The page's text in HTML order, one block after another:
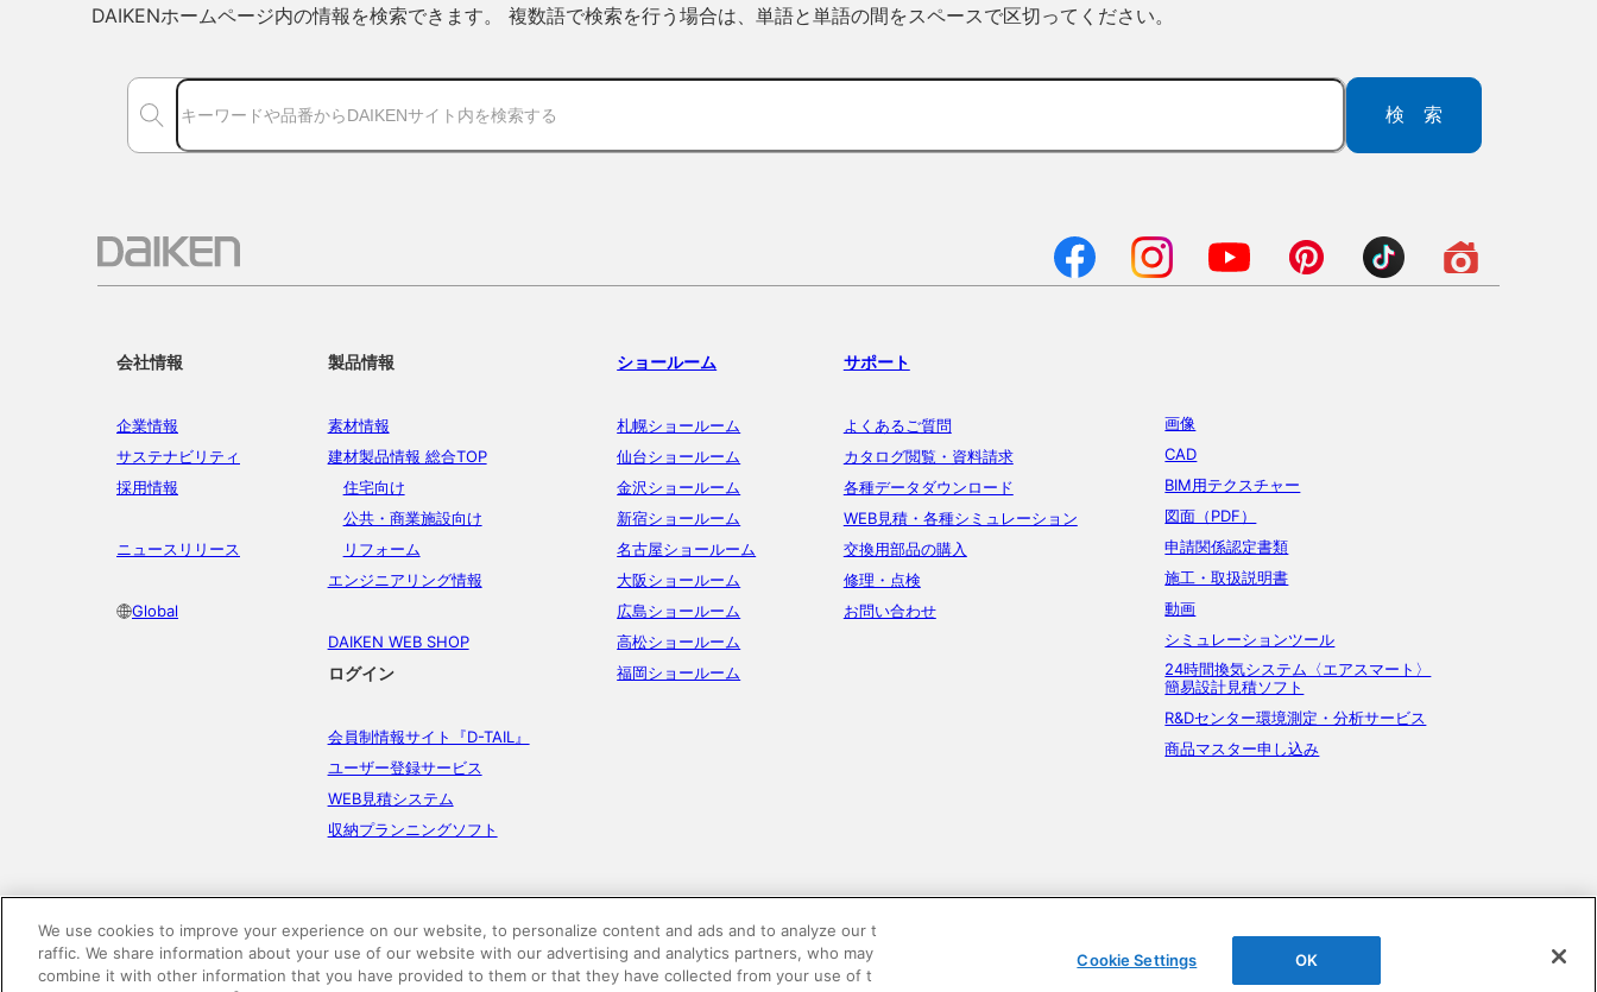
DAIKENホームページ内の情報を検索できます。 複数語で検索を行う場合は、単語と単語の間をスペースで区切ってください。
検索
会社情報
企業情報
サステナビリティ
採用情報
ニュースリリース
Global
製品情報
素材情報
建材製品情報 総合TOP
住宅向け
公共・商業施設向け
リフォーム
エンジニアリング情報
DAIKEN WEB SHOP
ログイン
会員制情報サイト『D-TAIL』
ユーザー登録サービス
WEB見積システム
収納プランニングソフト
ショールーム
札幌ショールーム
仙台ショールーム
金沢ショールーム
新宿ショールーム
名古屋ショールーム
大阪ショールーム
広島ショールーム
高松ショールーム
福岡ショールーム
サポート
よくあるご質問
カタログ閲覧・資料請求
各種データダウンロード
WEB見積・各種シミュレーション
交換用部品の購入
修理・点検
お問い合わせ
画像
CAD
BIM用テクスチャー
図面（PDF）
申請関係認定書類
施工・取扱説明書
動画
シミュレーションツール
24時間換気システム〈エアスマート〉
簡易設計見積ソフト
R&Dセンター環境測定・分析サービス
商品マスター申し込み
電子公告 このWEBサイトについて プライバシーポリシー SNSコミュニティガイドライン サイトマップ
We use cookies to improve your experience on our website, to personalize content and ads and to analyze our t
raffic. We share information about your use of our website with our advertising and analytics partners, who may
combine it with other information that you have provided to them or that they have collected from your use of t
Cookie Settings OK